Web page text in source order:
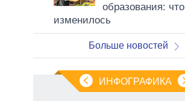
образования: что
изменилось
Больше новостей
ИНФОГРАФИКА